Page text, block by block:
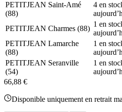
PETITJEAN Saint-Amé
(88)
4 en
PETITJEAN Charmes (88)
1 en
PETITJEAN Lamarche
(88)
1 en
PETITJEAN Seranville
(54)
1 en
66,88 €
Disponible uniquement en retrait